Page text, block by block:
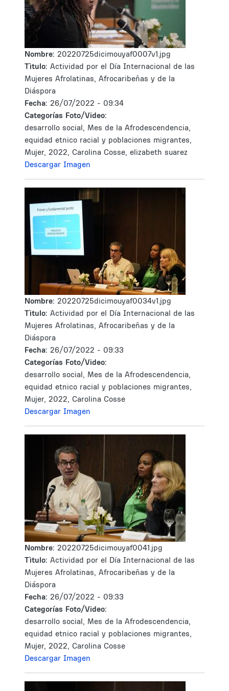
Nombre: 20220725dicimouyaf0007v1.jpg
Tìtulo: Actividad por el Día Internacional de las
Mujeres Afrolatinas, Afrocaribeñas y de la
Diáspora
Fecha: 26/07/2022 - 09:34
Categorías Foto/Video:
desarrollo social, Mes de la Afrodescendencia,
equidad etnico racial y poblaciones migrantes,
Mujer, 2022, Carolina Cosse, elizabeth suarez
Descargar Imagen
Nombre: 20220725dicimouyaf0034v1.jpg
Tìtulo: Actividad por el Día Internacional de las
Mujeres Afrolatinas, Afrocaribeñas y de la
Diáspora
Fecha: 26/07/2022 - 09:33
Categorías Foto/Video:
desarrollo social, Mes de la Afrodescendencia,
equidad etnico racial y poblaciones migrantes,
Mujer, 2022, Carolina Cosse
Descargar Imagen
Nombre: 20220725dicimouyaf0041.jpg
Tìtulo: Actividad por el Día Internacional de las
Mujeres Afrolatinas, Afrocaribeñas y de la
Diáspora
Fecha: 26/07/2022 - 09:33
Categorías Foto/Video:
desarrollo social, Mes de la Afrodescendencia,
equidad etnico racial y poblaciones migrantes,
Mujer, 2022, Carolina Cosse
Descargar Imagen